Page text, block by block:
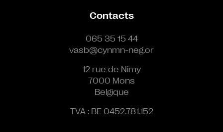
Contacts
065 35 15 44
vasb@cynmn-neg.or
12 rue de Nimy
7000 Mons
Belgique
TVA : BE 0452.781.152